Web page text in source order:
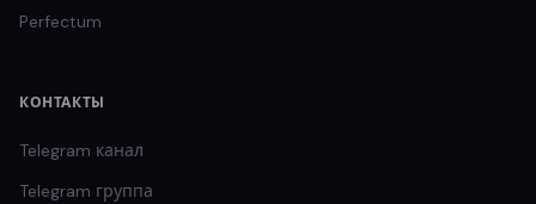
Perfectum
КОНТАКТЫ
Telegram канал
Telegram группа